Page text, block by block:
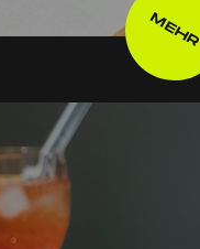
MEHR